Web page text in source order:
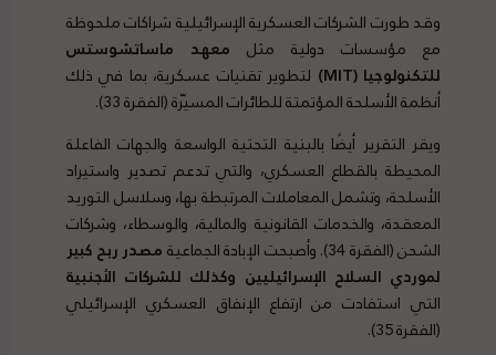
وقد طورت الشركات العسكرية الإسرائيلية شراكات ملحوظة
مع مؤسسات دولية مثل معهد ماساتشوستس
للتكنولوجيا (MIT)
لتطوير تقنيات عسكرية، بما في ذلك
أنظمة الأسلحة المؤتمتة للطائرات المسيّرة (الفقرة 33).
ويقر التقرير أيضًا بالبنية التحتية الواسعة والجهات الفاعلة
المحيطة بالقطاع العسكري، والتي تدعم تصدير واستيراد
الأسلحة، وتشمل المعاملات المرتبطة بها، وسلاسل التوريد
المعقدة، والخدمات القانونية والمالية، والوسطاء، وشركات
الشحن (الفقرة 34). وأصبحت الإبادة الجماعية
مصدر ربح كبير
لموردي السلاح الإسرائيليين وكذلك للشركات الأجنبية
التي استفادت من ارتفاع الإنفاق العسكري الإسرائيلي
(الفقرة 35).